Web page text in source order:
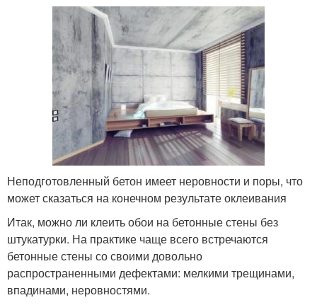
Неподготовленный бетон имеет неровности и поры, что
может сказаться на конечном результате оклеивания
Итак, можно ли клеить обои на бетонные стены без
штукатурки. На практике чаще всего встречаются
бетонные стены со своими довольно
распространенными дефектами: мелкими трещинами,
впадинами, неровностями.